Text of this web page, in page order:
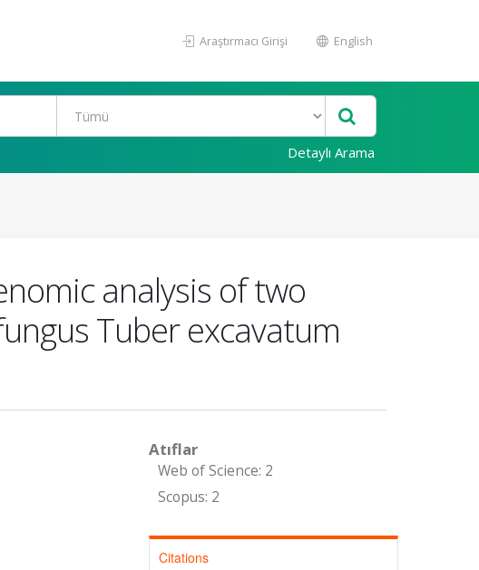
Araştırmacı Girişi English
Detaylı Arama
analysis of two
Tuber excavatum
Atıflar
Web of Science: 2
Scopus: 2
Citations